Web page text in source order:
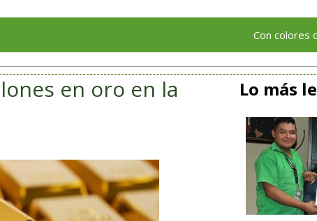
Con colores que
en oro en la
Lo más